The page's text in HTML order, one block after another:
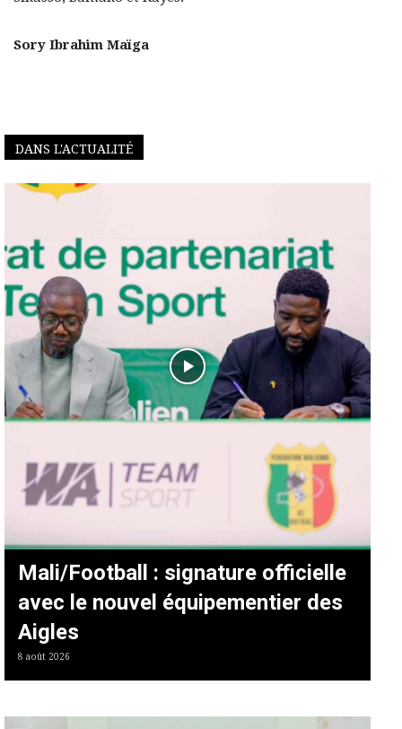
Sory Ibrahim Maïga
DANS L'ACTUALITÉ
Mali/Football : signature officielle
avec le nouvel équipementier des
Aigles
8 août 2026